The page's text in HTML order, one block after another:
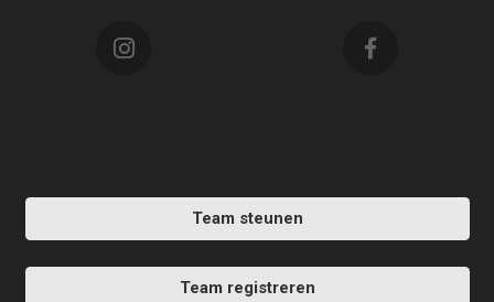
Team steunen
Team registreren